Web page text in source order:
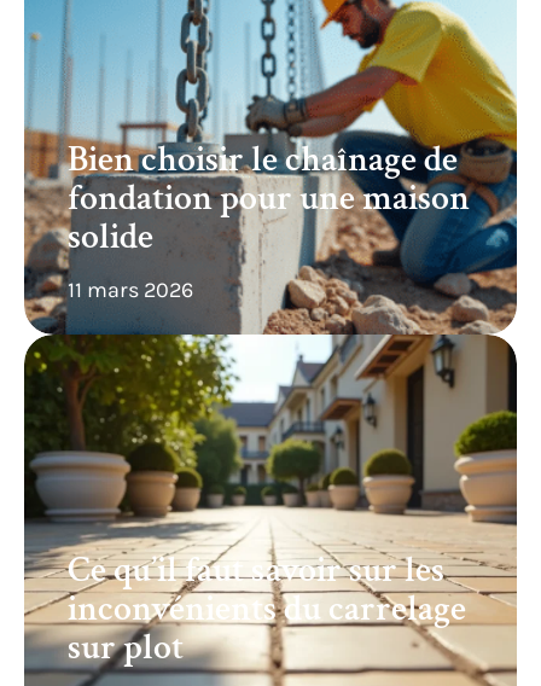
Bien choisir le chaînage de
fondation pour une maison
solide
11 mars 2026
Ce qu’il faut savoir sur les
inconvénients du carrelage
sur plot